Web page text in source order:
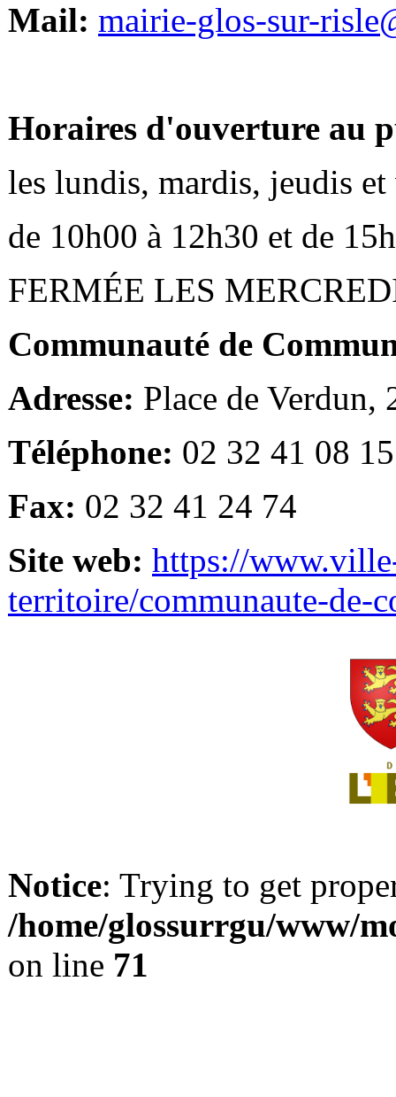
Mail: mairie-glos-sur-
Horaires d'ouverture au
les lundis, mardis, jeudis et
de 10h00 à 12h30 et de
FERMÉE LES
Communauté de
Adresse: Place de Verdun,
Téléphone: 02 32 41 08 15
Fax: 02 32 41 24 74
Site web: https://
territoire/communaute-de-
Notice: Trying to get
/home/glossurrgu/www/
on line 71